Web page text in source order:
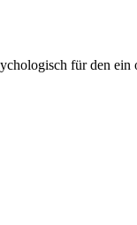
für den